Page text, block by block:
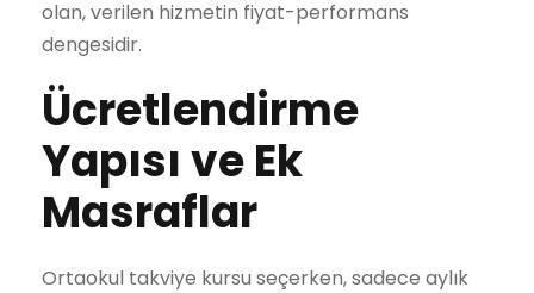
olan, verilen hizmetin fiyat-performans
dengesidir.
Ücretlendirme
Yapısı ve Ek
Masraflar
Ortaokul takviye kursu seçerken, sadece aylık